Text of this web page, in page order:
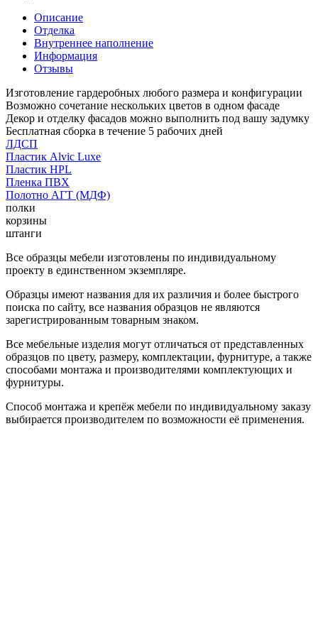
Описание
Отделка
Внутреннее наполнение
Информация
Отзывы
Изготовление гардеробных любого размера и конфигурации
Возможно сочетание нескольких цветов в одном фасаде
Декор и отделку фасадов можно выполнить под вашу задумку
Бесплатная сборка в течение 5 рабочих дней
ЛДСП
Пластик Alvic Luxe
Пластик HPL
Пленка ПВХ
Полотно АГТ (МДФ)
полки
корзины
штанги
Все образцы мебели изготовлены по индивидуальному
проекту в единственном экземпляре.
Образцы имеют названия для их различия и более быстрого
поиска по сайту, все названия образцов не являются
зарегистрированным товарным знаком.
Все мебельные изделия могут отличаться от представленных
образцов по цвету, размеру, комплектации, фурнитуре, а также
способами монтажа и производителями комплектующих и
фурнитуры.
Способ монтажа и крепёж мебели по индивидуальному заказу
выбирается производителем по возможности её применения.